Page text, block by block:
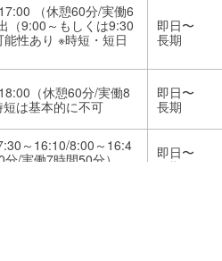
（休憩60分/実働6
（9:00～もしくは9:30
能性あり ※時短・短日
即日〜
長期
（休憩60分/実働8
は基本的に不可
即日〜
長期
～16:10/8:00～16:4
/実働7時間50分）
即日〜
長期